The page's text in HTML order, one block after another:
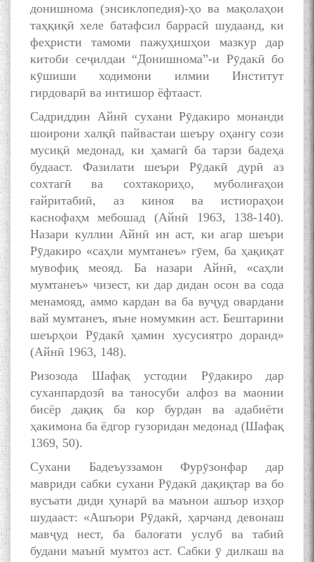
донишнома (энсиклопедия)-ҳо ва мақолаҳои
таҳқиқӣ хеле батафсил баррасӣ шудаанд, ки
феҳристи тамоми пажуҳишҳои мазкур дар
китоби сеҷилдаи “Донишнома”-и Рӯдакӣ бо
кӯшиши ходимони илмии Институт
гирдоварӣ ва интишор ёфтааст.
Садриддин Айнӣ сухани Рӯдакиро монанди
шоирони халқӣ пайвастаи шеъру оҳангу сози
мусиқӣ медонад, ки ҳамагӣ ба тарзи бадеҳа
будааст. Фазилати шеъри Рӯдакӣ дурӣ аз
сохтагӣ ва сохтакориҳо, муболиғаҳои
ғайритабиӣ, аз киноя ва истиораҳои
каснофаҳм мебошад (Айнӣ 1963, 138-140).
Назари куллии Айнӣ ин аст, ки агар шеъри
Рӯдакиро «саҳли мумтанеъ» гӯем, ба ҳақиқат
мувофиқ меояд. Ба назари Айнӣ, «саҳли
мумтанеъ» чизест, ки дар дидан осон ва сода
менамояд, аммо кардан ва ба вуҷуд овардани
вай мумтанеъ, яъне номумкин аст. Бештарини
шеърҳои Рӯдакӣ ҳамин хусусиятро доранд»
(Айнӣ 1963, 148).
Ризозода Шафақ устодии Рӯдакиро дар
суханпардозӣ ва таносуби алфоз ва маонии
бисёр дақиқ ба кор бурдан ва адабиёти
ҳакимона ба ёдгор гузоридан медонад (Шафақ
1369, 50).
Сухани Бадеъуззамон Фурӯзонфар дар
мавриди сабки сухани Рӯдакӣ дақиқтар ва бо
вусъати диди ҳунарӣ ва маънои ашъор изҳор
шудааст: «Ашъори Рӯдакӣ, ҳарчанд девонаш
мавҷуд нест, ба балоғати услуб ва табиӣ
будани маънӣ мумтоз аст. Сабки ӯ дилкаш ва
Дар Академияи миллии
илмҳои Тоҷикистон бахшида
ба 100-солагии мунаққиду
адабиётшинос Соҳиб
Табаров ҳамоиши илмӣ-
назариявӣ баргузор гардид.
МАВЛОНО ҶАЛОЛИДДИНИ
БАЛХӢ БУЗУРГТАРИН
МУТАФАККИР ВА ОРИФИ
ЗАБОНУ АДАБИ ТОҶИК
به عبارت دیگر: گفتگو با مومن
قناعت Mumin Qanoat
Сухбати навқаламон бо
Муъмин Қаноат\Meeting of
young talents with Mumyin